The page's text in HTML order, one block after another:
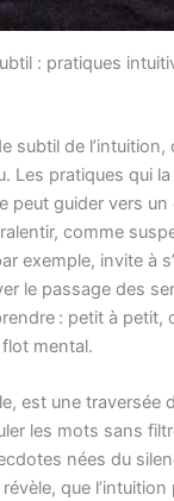
: pratiques
subtil de l’intuition,
Les pratiques qui
peut guider vers
comme
exemple, invite à
le passage des
: petit à petit,
mental.
est une traversée
les mots sans
nées du
que